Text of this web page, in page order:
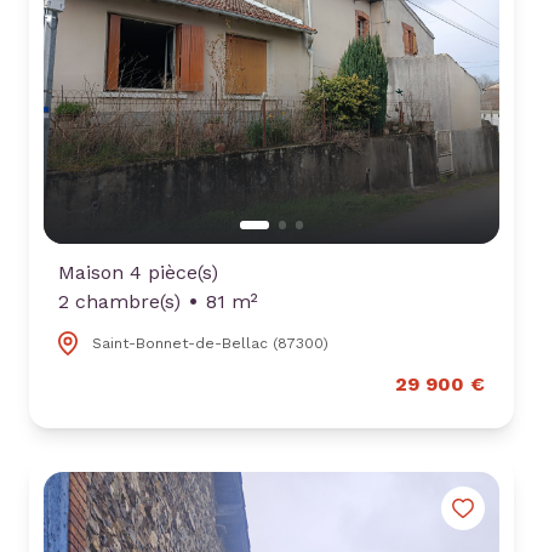
nous
rejoindre
Maison 4 pièce(s)
2 chambre(s)
81 m²
Saint-Bonnet-de-Bellac (87300)
29 900 €